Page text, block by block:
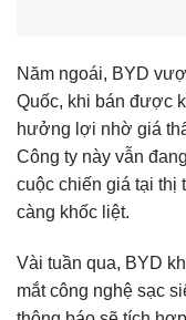
Năm ngoái, BYD
Quốc, khi bán được
hưởng lợi nhờ giá
Công ty này vẫn
cuộc chiến giá tại
càng khốc liệt.
Vài tuần qua, BYD
mắt công nghệ sạc